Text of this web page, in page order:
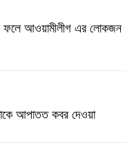
ফলে আওয়ামীলীগ এর লোকজন
আপাতত কবর দেওয়া